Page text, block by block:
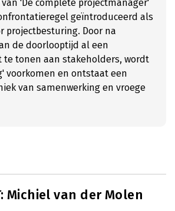
'De complete projectmanager'
geïntroduceerd als
projectbesturing. Door na
de doorlooptijd al een
tonen aan stakeholders, wordt
voorkomen en ontstaat een
van samenwerking en vroege
Michiel van der Molen